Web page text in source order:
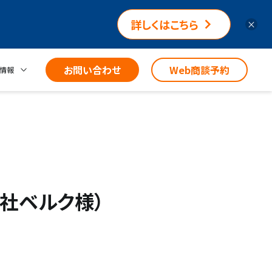
詳しくはこちら ×
報 お問い合わせ Web商談予約
ベルク様）